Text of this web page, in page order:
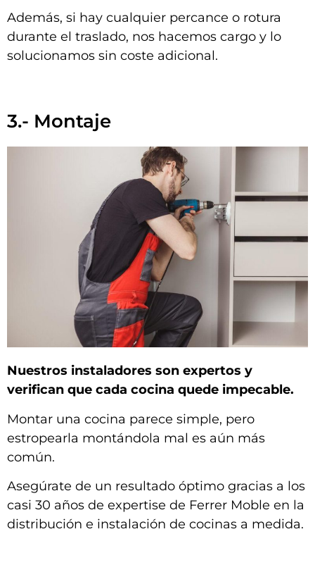
Además, si hay cualquier percance o rotura
durante el traslado, nos hacemos cargo y lo
solucionamos sin coste adicional.
3.- Montaje
Nuestros instaladores son expertos y
verifican que cada cocina quede impecable.
Montar una cocina parece simple, pero
estropearla montándola mal es aún más
común.
Asegúrate de un resultado óptimo gracias a los
casi 30 años de expertise de Ferrer Moble en la
distribución e instalación de cocinas a medida.